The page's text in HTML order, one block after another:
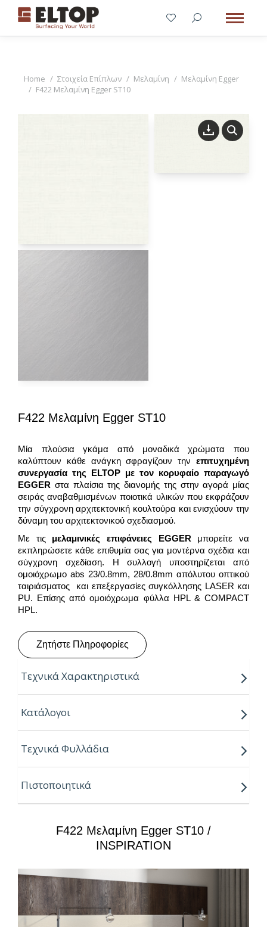
You are here:
Home Στοιχεία Επίπλων Μελαμίνη
Μελαμίνη Egger
F422 Μελαμίνη Egger ST10
F422 Μελαμίνη Egger ST10
Μία πλούσια γκάμα από μοναδικά χρώματα που
καλύπτουν κάθε ανάγκη σφραγίζουν την επιτυχημένη
συνεργασία της ELTOP με τον κορυφαίο παραγωγό
EGGER στα πλαίσια της διανομής της στην αγορά μίας
σειράς αναβαθμισμένων ποιοτικά υλικών που εκφράζουν
την σύγχρονη αρχιτεκτονική κουλτούρα και ενισχύουν την
δύναμη του αρχιτεκτονικού σχεδιασμού.
Με τις μελαμινικές επιφάνειες EGGER μπορείτε να
εκπληρώσετε κάθε επιθυμία σας για μοντέρνα σχέδια και
σύγχρονη σχεδίαση. Η συλλογή υποστηρίζεται από
ομοιόχρωμο abs 23/0.8mm, 28/0.8mm απόλυτου οπτικού
ταιριάσματος και επεξεργασίες συγκόλλησης LASER και
PU. Επίσης από ομοιόχρωμα φύλλα HPL & COMPACT
HPL.
Ζητήστε Πληροφορίες
Τεχνικά Χαρακτηριστικά
Παραγόμενο μήκος:
Παραγόμενο πλάτος:2.07m
Πάχος: 8,16,18,25mm
Ιδιότητες:
– Ανθεκτικότητα στη θερμότητα και τον ατμό
– Υψηλές αντοχές στη καθημερινή φθορά από τριβή,
κρούση & χάραξη
Κατάλογοι
Τεχνικά Φυλλάδια
Πιστοποιητικά
F422 Μελαμίνη Egger ST10 /
INSPIRATION